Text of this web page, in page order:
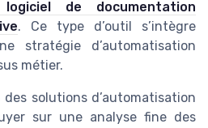
de documentation
. Ce type d’outil s’intègre
stratégie d’automatisation
métier.
des solutions d’automatisation
sur une analyse fine des